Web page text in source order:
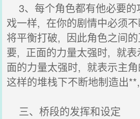
3、每个角色都有他必要
戏一样, 在你的剧情中必须
将平衡打破, 因此角色之间
要, 正面的力量太强时, 就表
面的力量太强时, 就表示主
这样的堆栈下不断地制造出**,
三、桥段的发挥和设定